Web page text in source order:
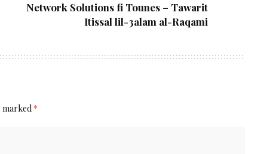
Network Solutions fi Tounes – Tawarit
Itissal lil-3alam al-Raqami
marked *